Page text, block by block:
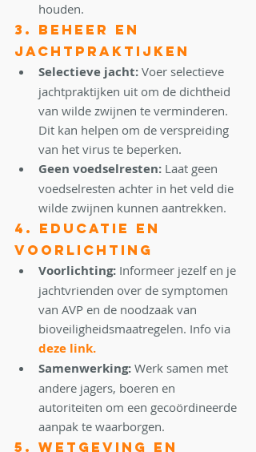
houden.
3. Beheer en
Jachtpraktijken
Selectieve jacht: Voer selectieve
jachtpraktijken uit om de dichtheid
van wilde zwijnen te verminderen.
Dit kan helpen om de verspreiding
van het virus te beperken.
Geen voedselresten: Laat geen
voedselresten achter in het veld die
wilde zwijnen kunnen aantrekken.
4. Educatie en
Voorlichting
Voorlichting: Informeer jezelf en je
jachtvrienden over de symptomen
van AVP en de noodzaak van
bioveiligheidsmaatregelen. Info via
deze link.
Samenwerking: Werk samen met
andere jagers, boeren en
autoriteiten om een gecoördineerde
aanpak te waarborgen.
5. Wetgeving en